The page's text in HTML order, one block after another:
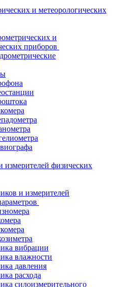
и метеорологических
и
приборов
измерителей физических
и измерителей
вибрации
влажности
давления
расхода
силоизмерительного